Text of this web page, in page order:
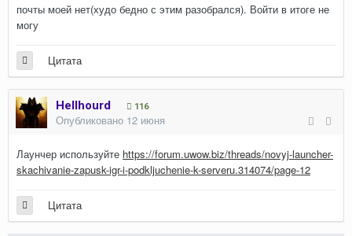
почты моей нет(худо бедно с этим разобрался). Войти в итоге не
могу
Цитата
Hellhourd 116
Опубликовано 12 июня
Лаунчер используйте https://forum.uwow.biz/threads/novyj-launcher-
skachivanie-zapusk-igr-i-podkljuchenie-k-serveru.314074/page-12
Цитата